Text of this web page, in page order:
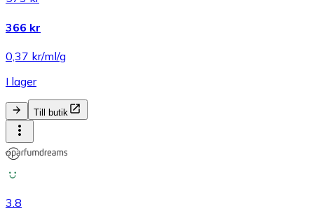
366 kr
0,37 kr/ml/g
I lager
Till butik
3.8